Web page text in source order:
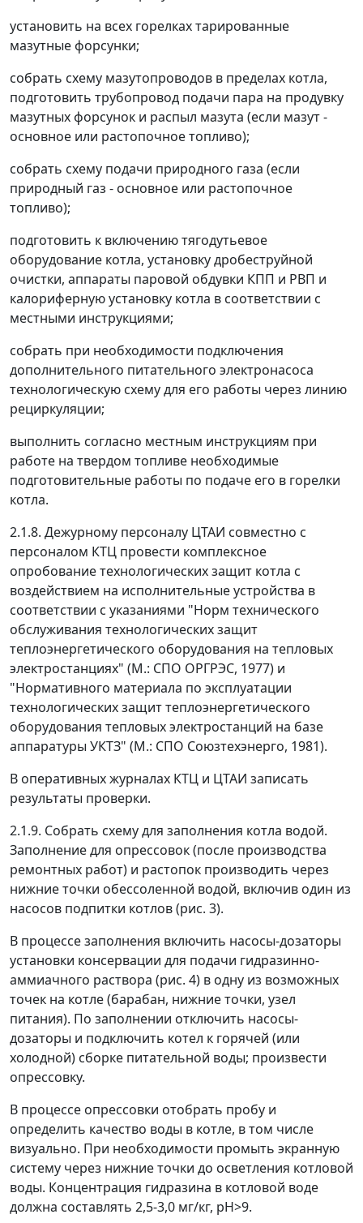
установить на всех горелках тарированные
мазутные форсунки;
собрать схему мазутопроводов в пределах котла,
подготовить трубопровод подачи пара на продувку
мазутных форсунок и распыл мазута (если мазут -
основное или растопочное топливо);
собрать схему подачи природного газа (если
природный газ - основное или растопочное
топливо);
подготовить к включению тягодутьевое
оборудование котла, установку дробеструйной
очистки, аппараты паровой обдувки КПП и РВП и
калориферную установку котла в соответствии с
местными инструкциями;
собрать при необходимости подключения
дополнительного питательного электронасоса
технологическую схему для его работы через линию
рециркуляции;
выполнить согласно местным инструкциям при
работе на твердом топливе необходимые
подготовительные работы по подаче его в горелки
котла.
2.1.8. Дежурному персоналу ЦТАИ совместно с
персоналом КТЦ провести комплексное
опробование технологических защит котла с
воздействием на исполнительные устройства в
соответствии с указаниями "Норм технического
обслуживания технологических защит
теплоэнергетического оборудования на тепловых
электростанциях" (М.: СПО ОРГРЭС, 1977) и
"Нормативного материала по эксплуатации
технологических защит теплоэнергетического
оборудования тепловых электростанций на базе
аппаратуры УКТЗ" (М.: СПО Союзтехэнерго, 1981).
В оперативных журналах КТЦ и ЦТАИ записать
результаты проверки.
2.1.9. Собрать схему для заполнения котла водой.
Заполнение для опрессовок (после производства
ремонтных работ) и растопок производить через
нижние точки обессоленной водой, включив один из
насосов подпитки котлов (рис. 3).
В процессе заполнения включить насосы-дозаторы
установки консервации для подачи гидразинно-
аммиачного раствора (рис. 4) в одну из возможных
точек на котле (барабан, нижние точки, узел
питания). По заполнении отключить насосы-
дозаторы и подключить котел к горячей (или
холодной) сборке питательной воды; произвести
опрессовку.
В процессе опрессовки отобрать пробу и
определить качество воды в котле, в том числе
визуально. При необходимости промыть экранную
систему через нижние точки до осветления котловой
воды. Концентрация гидразина в котловой воде
должна составлять 2,5-3,0 мг/кг, рН>9.